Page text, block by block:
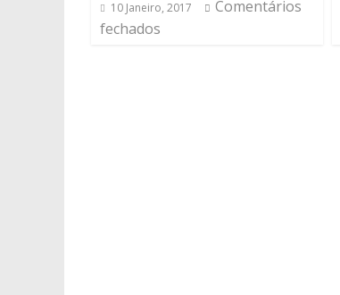
10 Janeiro, 2017
Comentários
fechados